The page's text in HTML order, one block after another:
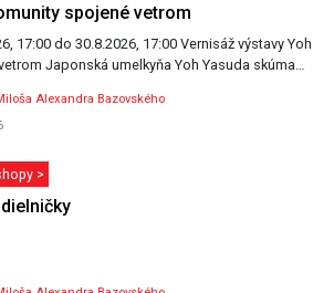
spojené vetrom
17:00 Vernisáž výstavy Yoh Yasuda:
Komunity spojené vetrom Japonská umelkyňa Yoh Yasuda skúma…
Alexandra Bazovského
>